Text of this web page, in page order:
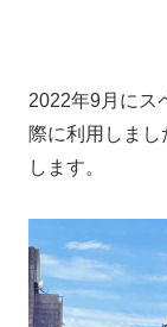
2022年9月にス
際に利用しま
します。